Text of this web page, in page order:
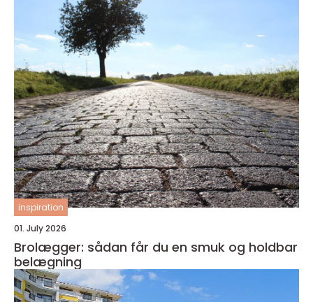
inspiration
01. July 2026
Brolægger: sådan får du en smuk og holdbar
belægning